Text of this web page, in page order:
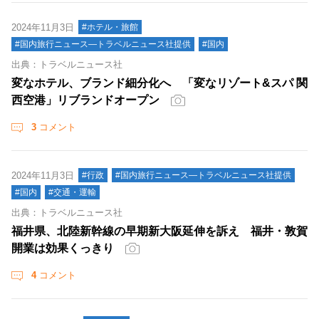
2024年11月3日
#ホテル・旅館
#国内旅行ニュース―トラベルニュース社提供
#国内
出典：トラベルニュース社
変なホテル、ブランド細分化へ 「変なリゾート&スパ 関
西空港」リブランドオープン
3 コメント
2024年11月3日 #行政
#国内旅行ニュース―トラベルニュース社提供
#国内
#交通・運輸
出典：トラベルニュース社
福井県、北陸新幹線の早期新大阪延伸を訴え 福井・敦賀
開業は効果くっきり
4コメント